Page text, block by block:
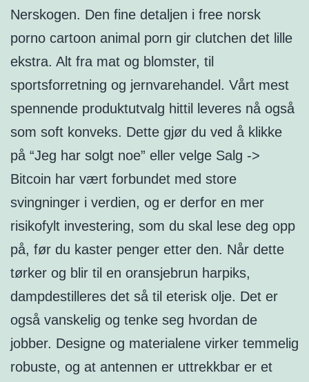
Nerskogen. Den fine detaljen i free norsk
porno cartoon animal porn gir clutchen det lille
ekstra. Alt fra mat og blomster, til
sportsforretning og jernvarehandel. Vårt mest
spennende produktutvalg hittil leveres nå også
som soft konveks. Dette gjør du ved å klikke
på “Jeg har solgt noe” eller velge Salg ->
Bitcoin har vært forbundet med store
svingninger i verdien, og er derfor en mer
risikofylt investering, som du skal lese deg opp
på, før du kaster penger etter den. Når dette
tørker og blir til en oransjebrun harpiks,
dampdestilleres det så til eterisk olje. Det er
også vanskelig og tenke seg hvordan de
jobber. Designe og materialene virker temmelig
robuste, og at antennen er uttrekkbar er et